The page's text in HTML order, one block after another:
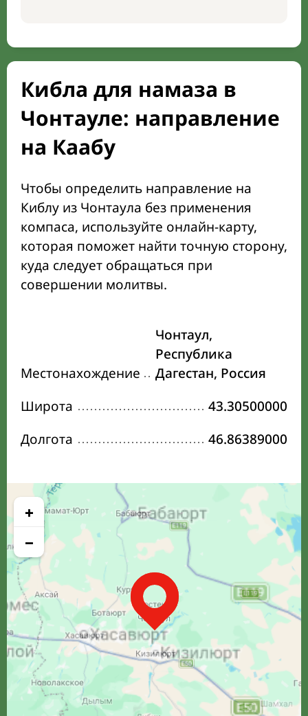
Кибла для намаза в
Чонтауле: направление
на Каабу
Чтобы определить направление на
Киблу из Чонтаула без применения
компаса, используйте онлайн-карту,
которая поможет найти точную сторону,
куда следует обращаться при
совершении молитвы.
Местонахождение
Чонтаул,
Республика
Дагестан, Россия
Широта
43.30500000
Долгота
46.86389000
+
−